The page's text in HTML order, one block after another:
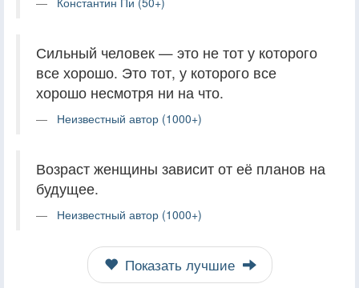
Сильный человек — это не тот у которого
все хорошо. Это тот, у которого все
хорошо несмотря ни на что.
Неизвестный автор (1000+)
Возраст женщины зависит от её планов на
будущее.
Неизвестный автор (1000+)
Показать лучшие